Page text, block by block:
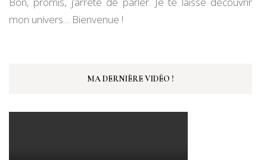
mon univers… Bienvenue !
MA DERNIÈRE VIDÉO !